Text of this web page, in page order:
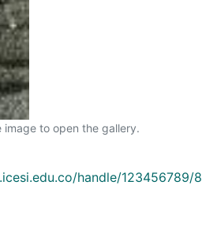
image to open the gallery.
handle/123456789/8